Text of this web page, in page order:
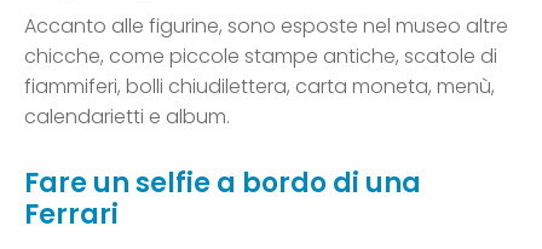
Accanto alle figurine, sono esposte nel museo altre
chicche, come piccole stampe antiche, scatole di
fiammiferi, bolli chiudilettera, carta moneta, menù,
calendarietti e album.
Fare un selfie a bordo di una
Ferrari